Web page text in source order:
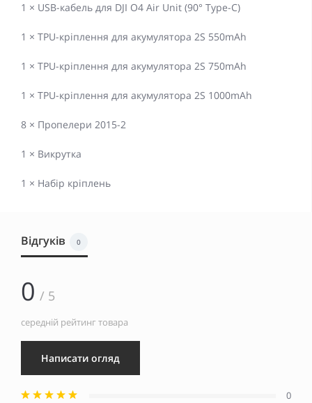
1 × USB-кабель для DJI O4 Air Unit (90° Type-C)
1 × TPU-кріплення для акумулятора 2S 550mAh
1 × TPU-кріплення для акумулятора 2S 750mAh
1 × TPU-кріплення для акумулятора 2S 1000mAh
8 × Пропелери 2015-2
1 × Викрутка
1 × Набір кріплень
Відгуків 0
0 / 5
середній рейтинг товара
Написати огляд
0